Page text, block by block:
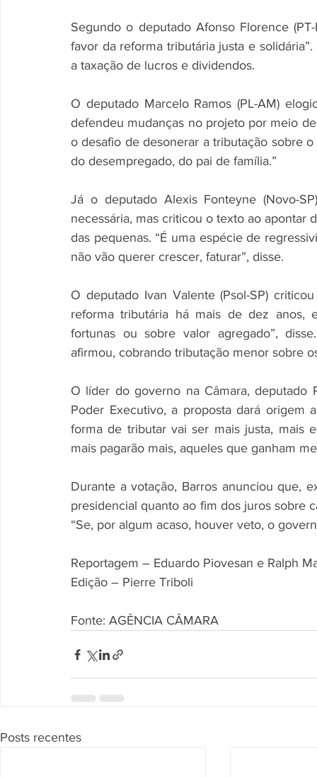
Segundo o deputado Afonso Florence
favor da reforma tributária justa e
a taxação de lucros e dividendos.
O deputado Marcelo Ramos (PL-AM)
defendeu mudanças no projeto por meio
o desafio de desonerar a tributação sobre
do desempregado, do pai de família.”
Já o deputado Alexis Fonteyne (Novo-
necessária, mas criticou o texto ao apontar
das pequenas. “É uma espécie de
não vão querer crescer, faturar”, disse.
O deputado Ivan Valente (Psol-SP)
reforma tributária há mais de dez anos,
fortunas ou sobre valor agregado”,
afirmou, cobrando tributação menor sobre
O líder do governo na Câmara, deputado
Poder Executivo, a proposta dará origem
forma de tributar vai ser mais justa, mais
mais pagarão mais, aqueles que ganham
Durante a votação, Barros anunciou que,
presidencial quanto ao fim dos juros sobre
“Se, por algum acaso, houver veto, o
Reportagem – Eduardo Piovesan e Ralph
Edição – Pierre Triboli
Fonte: AGÊNCIA CÂMARA
Posts recentes